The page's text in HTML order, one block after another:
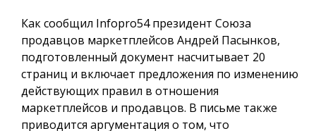
Как сообщил Infopro54президент Союза
продавцов маркетплейсов Андрей Пасынков,
подготовленный документ насчитывает 20
страниц и включает предложения по изменению
действующих правил в отношения
маркетплейсов и продавцов. В письме также
приводится аргументация о том, что